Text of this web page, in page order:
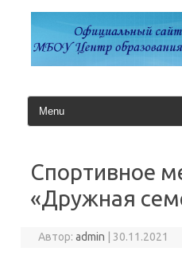
содержимому
Спортивное
«Дружная
Автор:admin 30.11.2021